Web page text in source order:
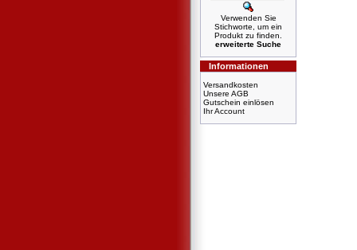
Verwenden Sie
Stichworte, um ein
Produkt zu finden.
erweiterte Suche
Informationen
Versandkosten
Unsere AGB
Gutschein einlösen
Ihr Account